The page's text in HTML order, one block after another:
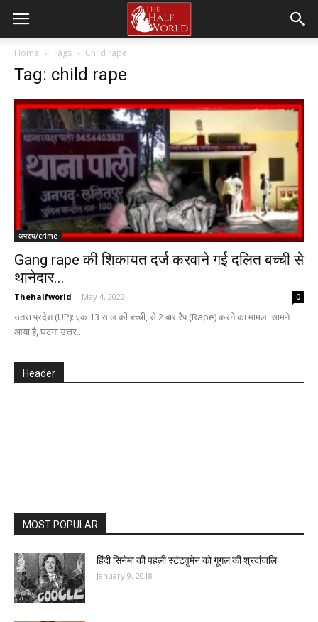
Home Tags Child rape
Tag: child rape
अपराध/crime
Gang rape की शिकायत दर्ज करवाने गई दलित बच्ची से
थानेदार...
Thehalfworld - May 4, 2022 0
उतरा प्रदेश (UP): एक 13 साल की बच्ची, से 2 बार रैप (Rape) करने का मामला सामने
आया है, घटना उत्तर...
Header
MOST POPULAR
हिंदी सिनेमा की पहली स्टंटवुमेन को गूगल की श्रदांजलि
January 9, 2018